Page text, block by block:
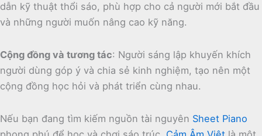
dẫn kỹ thuật thổi sáo, phù hợp cho cả người mới bắt đầu
và những người muốn nâng cao kỹ năng.
Cộng đồng và tương tác: Người sáng lập khuyến khích
người dùng góp ý và chia sẻ kinh nghiệm, tạo nên một
cộng đồng học hỏi và phát triển cùng nhau.
Nếu bạn đang tìm kiếm nguồn tài nguyên Sheet Piano